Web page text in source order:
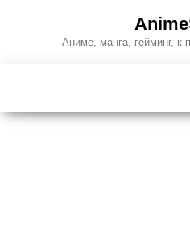
Аниме, манга, гейминг, к-